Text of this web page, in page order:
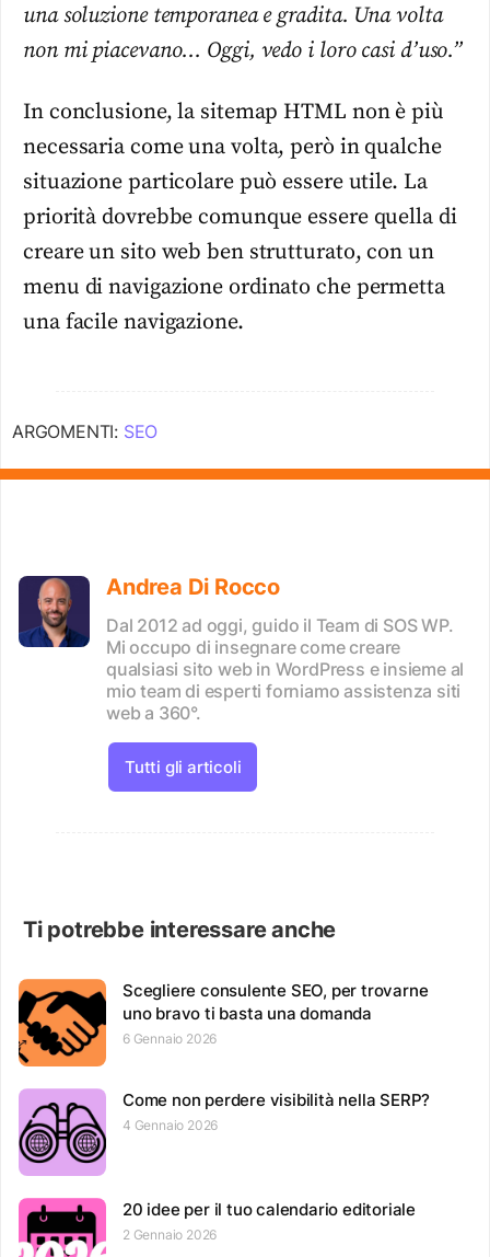
una soluzione temporanea e gradita. Una volta
non mi piacevano… Oggi, vedo i loro casi d’uso.”
In conclusione, la sitemap HTML non è più
necessaria come una volta, però in qualche
situazione particolare può essere utile. La
priorità dovrebbe comunque essere quella di
creare un sito web ben strutturato, con un
menu di navigazione ordinato che permetta
una facile navigazione.
ARGOMENTI: SEO
Andrea Di Rocco
Dal 2012 ad oggi, guido il Team di SOS WP.
Mi occupo di insegnare come creare
qualsiasi sito web in WordPress e insieme al
mio team di esperti forniamo assistenza siti
web a 360°.
Tutti gli articoli
Ti potrebbe interessare anche
Scegliere consulente SEO, per trovarne
uno bravo ti basta una domanda
6 Gennaio 2026
Come non perdere visibilità nella SERP?
4 Gennaio 2026
20 idee per il tuo calendario editoriale
2 Gennaio 2026